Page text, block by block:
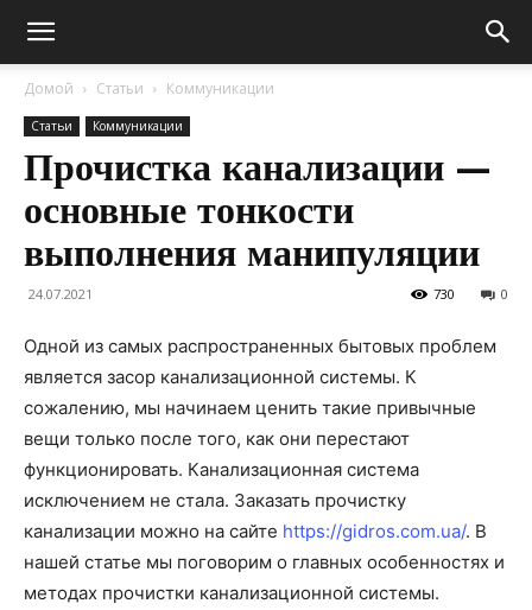
Домой Статьи Коммуникации
Статьи Коммуникации
Прочистка канализации —
основные тонкости
выполнения манипуляции
24.07.2021 0
730
Одной из самых распространенных бытовых проблем
является засор канализационной системы. К
сожалению, мы начинаем ценить такие привычные
вещи только после того, как они перестают
функционировать. Канализационная система
исключением не стала. Заказать прочистку
канализации можно на сайте https://gidros.com.ua/. В
нашей статье мы поговорим о главных особенностях и
методах прочистки канализационной системы.